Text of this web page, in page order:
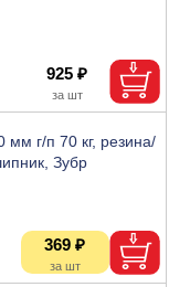
925 ₽
мм г/п 70 кг, резина/
Зубр
369 ₽